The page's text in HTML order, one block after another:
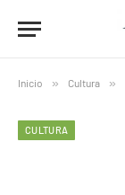
Inicio » Cultura »
CULTURA